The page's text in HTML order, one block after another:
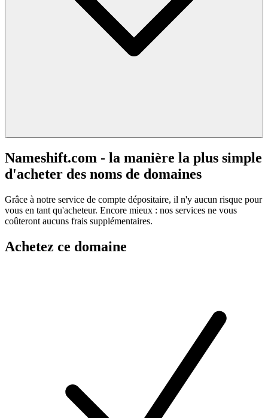
Nameshift.com - la manière la plus simple
d'acheter des noms de domaines
Grâce à notre service de compte dépositaire, il n'y aucun risque pour
vous en tant qu'acheteur. Encore mieux : nos services ne vous
coûteront aucuns frais supplémentaires.
Achetez ce domaine